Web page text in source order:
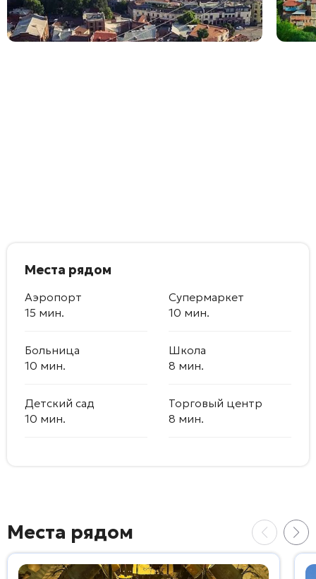
Места рядом
Аэропорт
15 мин.
Супермаркет
10 мин.
Больница
10 мин.
Школа
8 мин.
Детский сад
10 мин.
Торговый центр
8 мин.
Места рядом